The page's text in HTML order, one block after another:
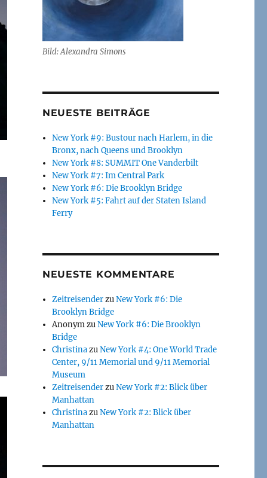
Bild: Alexandra Simons
NEUESTE BEITRÄGE
New York #9: Bustour nach Harlem, in die
Bronx, nach Queens und Brooklyn
New York #8: SUMMIT One Vanderbilt
New York #7: Im Central Park
New York #6: Die Brooklyn Bridge
New York #5: Fahrt auf der Staten Island
Ferry
NEUESTE KOMMENTARE
ZeitreisenderzuNew York #6: Die
Brooklyn Bridge
AnonymzuNew York #6: Die Brooklyn
Bridge
ChristinazuNew York #4: One World Trade
Center, 9/11 Memorial und 9/11 Memorial
Museum
ZeitreisenderzuNew York #2: Blick über
Manhattan
ChristinazuNew York #2: Blick über
Manhattan